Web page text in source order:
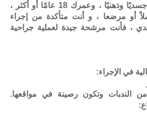
إذا كنت بصحة جيدة جسديًا وذهنيًا ، وعمرك 18 عامًا أو أكثر ،
أو مرضعا ، و أنت متأكدة من إجراء
، فأنت مرشحة جيدة لعملية جراحية
في الإجراء:
الندبات وتكون رصينة في مواقعها.